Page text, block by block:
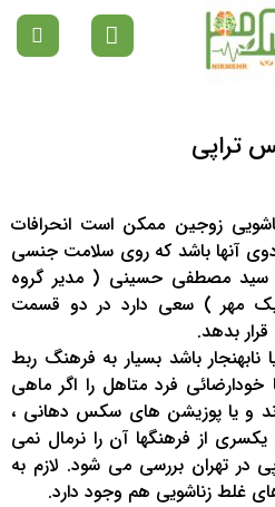
تراپی
زوجین ممکن است انحرافات
آنها باشد که روی سلامت جنسی
سید مصطفی حسینی ( مدیر گروه
مهر ) سعی دارد در دو قسمت
بدهد.
نابهنجار باشد بسیار به فرهنگ ربط
فرد متاهل را اگر ماهی
و یا پوزیشن های سکس دهانی ،
از فرهنگها آن را نرمال نمی
در تهران بررسی می شود. لازم به
غلط زناشویی هم وجود دارد.